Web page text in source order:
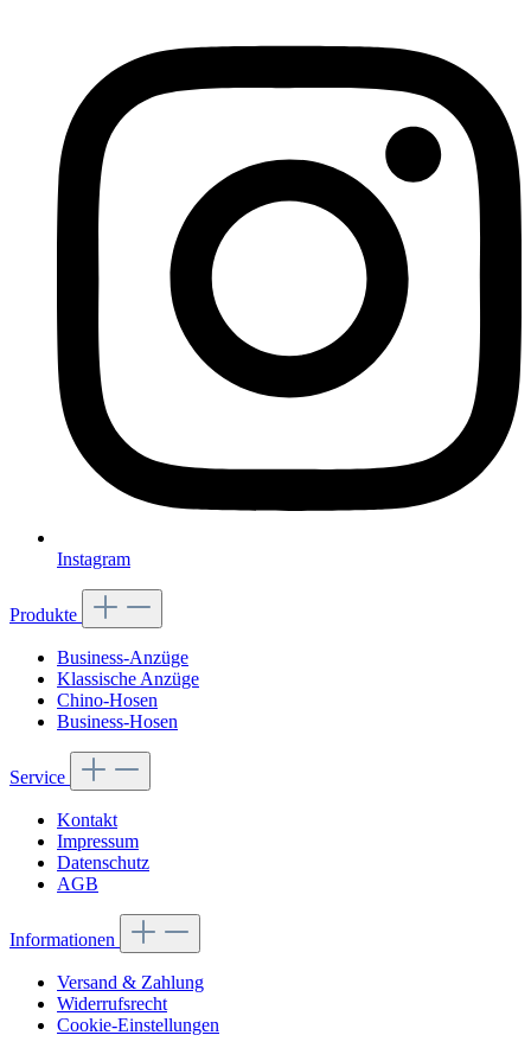
Instagram
Produkte
Business-Anzüge
Klassische Anzüge
Chino-Hosen
Business-Hosen
Service
Kontakt
Impressum
Datenschutz
AGB
Informationen
Versand & Zahlung
Widerrufsrecht
Cookie-Einstellungen